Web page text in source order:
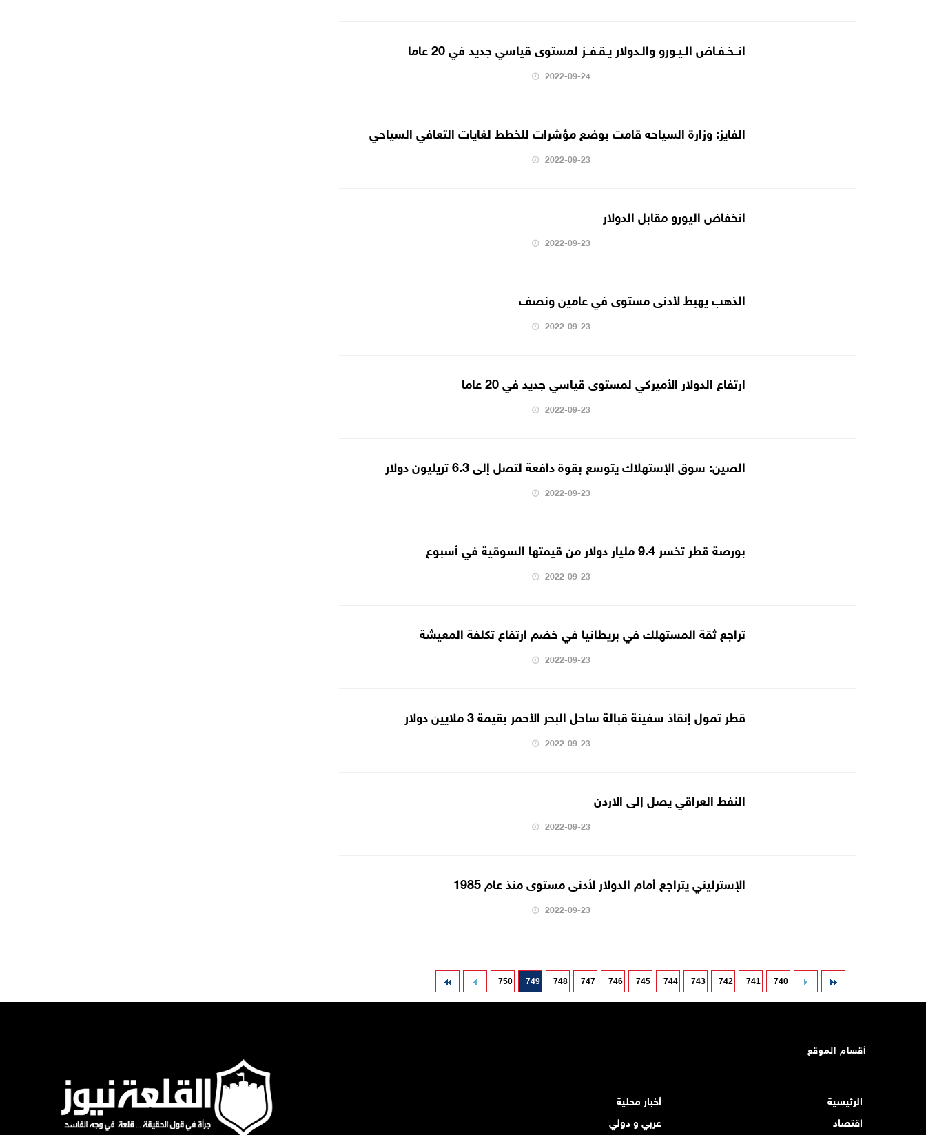
انــخـفـاض الـيـورو والـدولار يـقـفــز لمستوى قياسي جديد في 20 عاما
2022-09-24
الفايز: وزارة السياحه قامت بوضع مؤشرات للخطط لغايات التعافي السياحي
2022-09-23
انخفاض اليورو مقابل الدولار
2022-09-23
الذهب يهبط لأدنى مستوى في عامين ونصف
2022-09-23
ارتفاع الدولار الأميركي لمستوى قياسي جديد في 20 عاما
2022-09-23
الصين: سوق الإستهلاك يتوسع بقوة دافعة لتصل إلى 6.3 تريليون دولار
2022-09-23
بورصة قطر تخسر 9.4 مليار دولار من قيمتها السوقية في أسبوع
2022-09-23
تراجع ثقة المستهلك في بريطانيا في خضم ارتفاع تكلفة المعيشة
2022-09-23
قطر تمول إنقاذ سفينة قبالة ساحل البحر الأحمر بقيمة 3 ملايين دولار
2022-09-23
النفط العراقي يصل إلى الاردن
2022-09-23
الإسترليني يتراجع أمام الدولار لأدنى مستوى منذ عام 1985
2022-09-23
740
741
742
743
744
745
746
747
748
749
750
أقسام الموقع
الرئيسية
أخبار محلية
اقتصاد
عربي و دولي